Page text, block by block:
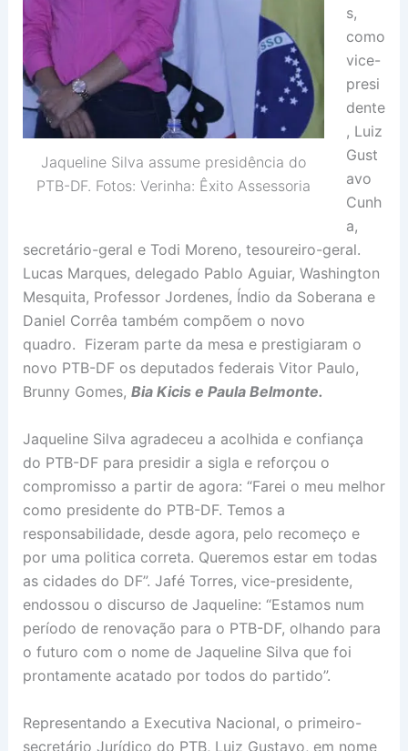
Jaqueline Silva assume presidência do
PTB-DF. Fotos: Verinha: Êxito Assessoria
s,
como
vice-
presi
dente
, Luiz
Gust
avo
Cunh
a,
secretário-geral e Todi Moreno, tesoureiro-geral.
Lucas Marques, delegado Pablo Aguiar, Washington
Mesquita, Professor Jordenes, Índio da Soberana e
Daniel Corrêa também compõem o novo
quadro. Fizeram parte da mesa e prestigiaram o
novo PTB-DF os deputados federais Vitor Paulo,
Brunny Gomes, Bia Kicis e Paula Belmonte.
Jaqueline Silva agradeceu a acolhida e confiança
do PTB-DF para presidir a sigla e reforçou o
compromisso a partir de agora: “Farei o meu melhor
como presidente do PTB-DF. Temos a
responsabilidade, desde agora, pelo recomeço e
por uma politica correta. Queremos estar em todas
as cidades do DF”. Jafé Torres, vice-presidente,
endossou o discurso de Jaqueline: “Estamos num
período de renovação para o PTB-DF, olhando para
o futuro com o nome de Jaqueline Silva que foi
prontamente acatado por todos do partido”.
Representando a Executiva Nacional, o primeiro-
secretário Jurídico do PTB, Luiz Gustavo, em nome